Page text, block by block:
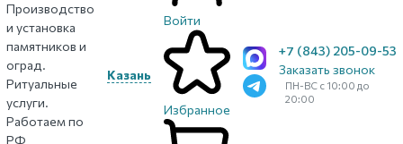
Производство
и установка
памятников и
оград.
Ритуальные
услуги.
Работаем по
РФ
Казань
Войти
Избранное
+7 (843) 205-09-53
Заказать звонок
ПН-ВС с 10:00 до
20:00